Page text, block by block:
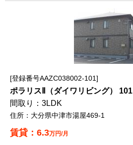
登録番号AAZC038002-101
ポラリスⅡ（ダイワリビング） 101
3LDK
大分県中津市湯屋469-1
6.3万円/月